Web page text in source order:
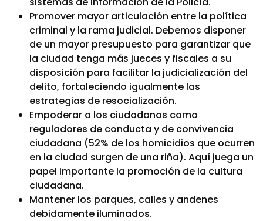
Promover mayor articulación entre la política
criminal y la rama judicial. Debemos disponer
de un mayor presupuesto para garantizar que
la ciudad tenga más jueces y fiscales a su
disposición para facilitar la judicialización del
delito, fortaleciendo igualmente las
estrategias de resocialización.
Empoderar a los ciudadanos como
reguladores de conducta y de convivencia
ciudadana (52% de los homicidios que ocurren
en la ciudad surgen de una riña). Aquí juega un
papel importante la promoción de la cultura
ciudadana.
Mantener los parques, calles y andenes
debidamente iluminados.